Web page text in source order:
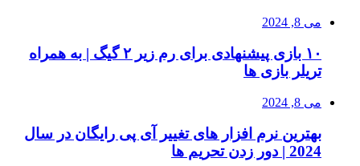
می 8, 2024
۱۰ بازی پیشنهادی برای رم زیر ۲ گیگ | به همراه
تریلر بازی ها
می 8, 2024
بهترین نرم افزار های تغییر آی پی رایگان در سال
2024 | دور زدن تحریم ها